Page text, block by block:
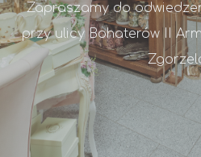
Zapraszamy do
przy ulicy Bohaterów II